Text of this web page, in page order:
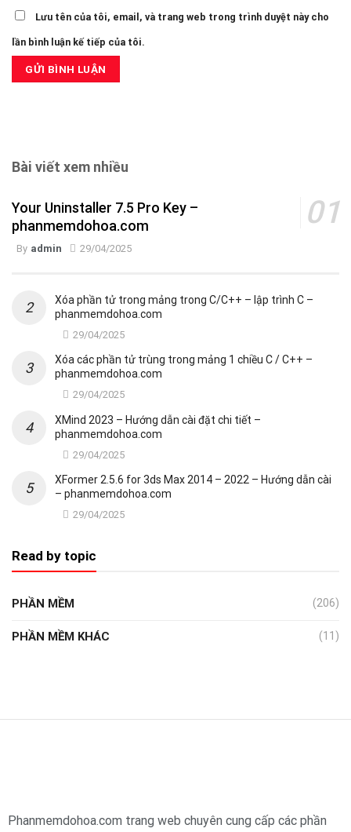
Lưu tên của tôi, email, và trang web trong trình duyệt này cho
lần bình luận kế tiếp của tôi.
Bài viết xem nhiều
Your Uninstaller 7.5 Pro Key –
phanmemdohoa.com
By admin 29/04/2025
Xóa phần tử trong mảng trong C/C++ – lập trình C –
phanmemdohoa.com
29/04/2025
Xóa các phần tử trùng trong mảng 1 chiều C / C++ –
phanmemdohoa.com
29/04/2025
XMind 2023 – Hướng dẫn cài đặt chi tiết –
phanmemdohoa.com
29/04/2025
XFormer 2.5.6 for 3ds Max 2014 – 2022 – Hướng dẫn cài
– phanmemdohoa.com
29/04/2025
Read by topic
PHẦN MỀM (206)
PHẦN MỀM KHÁC (11)
Phanmemdohoa.com trang web chuyên cung cấp các phần